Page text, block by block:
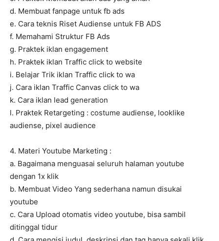
d. Membuat fanpage untuk fb ads
e. Cara teknis Riset Audiense untuk FB ADS
f. Memahami Struktur FB Ads
g. Praktek iklan engagement
h. Praktek iklan Traffic click to website
i. Belajar Trik iklan Traffic click to wa
j. Cara iklan Traffic Canvas click to wa
k. Cara iklan lead generation
l. Praktek Retargeting : costume audiense, looklike
audiense, pixel audience
4. Materi Youtube Marketing :
a. Bagaimana menguasai seluruh halaman youtube
dengan 1x klik
b. Membuat Video Yang sederhana namun disukai
youtube
c. Cara Upload otomatis video youtube, bisa sambil
ditinggal tidur